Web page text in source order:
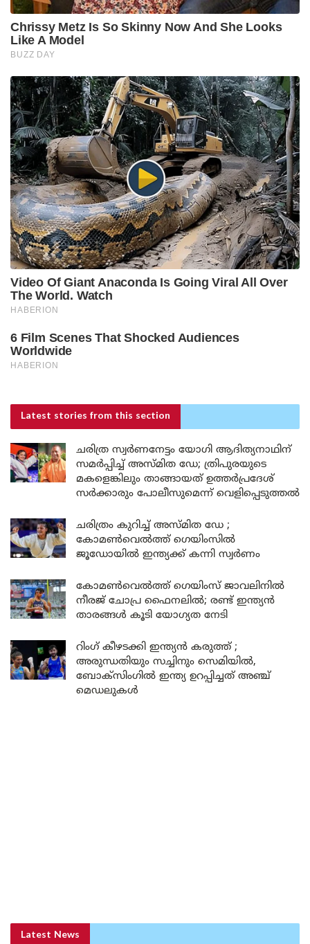
Latest stories from this section
ചരിത്ര സ്വർണനേട്ടം യോഗി ആദിത്യനാഥിന്
സമർപ്പിച്ച് അസ്മിത ഡേ; ത്രിപുരയുടെ
മകളെങ്കിലും താങ്ങായത് ഉത്തർപ്രദേശ്
സർക്കാരും പോലീസുമെന്ന് വെളിപ്പെടുത്തൽ
ചരിത്രം കുറിച്ച് അസ്മിത ഡേ ;
കോമൺവെൽത്ത് ഗെയിംസിൽ
ജൂഡോയിൽ ഇന്ത്യക്ക് കന്നി സ്വർണം
കോമൺവെൽത്ത് ഗെയിംസ് ജാവലിനിൽ
നീരജ് ചോപ്ര ഫൈനലിൽ; രണ്ട് ഇന്ത്യൻ
താരങ്ങൾ കൂടി യോഗ്യത നേടി
റിംഗ് കീഴടക്കി ഇന്ത്യൻ കരുത്ത് ;
അരുന്ധതിയും സച്ചിനും സെമിയിൽ,
ബോക്സിംഗിൽ ഇന്ത്യ ഉറപ്പിച്ചത് അഞ്ച്
മെഡലുകൾ
Latest News